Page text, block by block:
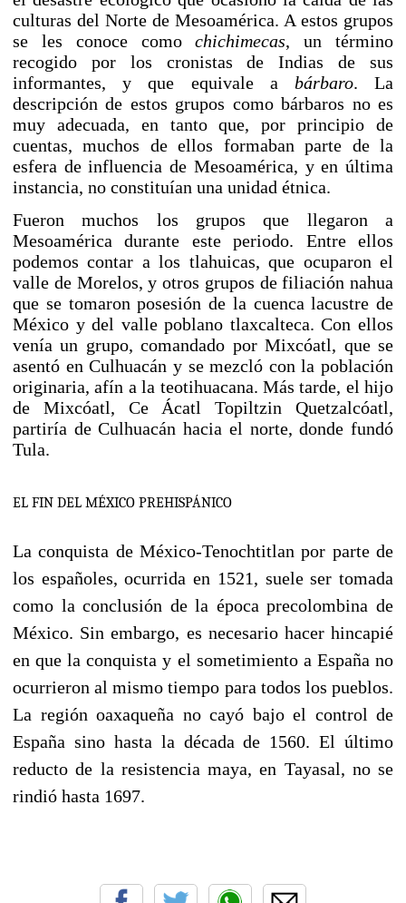
culturas del Norte de Mesoamérica. A estos grupos
se les conoce comochichimecas, un término
recogido por los cronistas de Indias de sus
informantes, y que equivale a bárbaro. La
descripción de estos grupos como bárbaros no es
muy adecuada, en tanto que, por principio de
cuentas, muchos de ellos formaban parte de la
esfera de influencia de Mesoamérica, y en última
instancia, no constituían una unidad étnica.
Fueron muchos los grupos que llegaron a
Mesoamérica durante este periodo. Entre ellos
podemos contar a los tlahuicas, que ocuparon el
valle de Morelos, y otros grupos de filiación nahua
que se tomaron posesión de la cuenca lacustre de
México y del valle poblano tlaxcalteca. Con ellos
venía un grupo, comandado por Mixcóatl, que se
asentó enCulhuacán y se mezcló con la población
originaria, afín a la teotihuacana. Más tarde, el hijo
de Mixcóatl, Ce Ácatl Topiltzin Quetzalcóatl,
partiría de Culhuacán hacia el norte, donde fundó
Tula.
EL FIN DEL MÉXICO PREHISPÁNICO
La conquista de México-Tenochtitlan por parte de
los españoles, ocurrida en 1521, suele ser tomada
como la conclusión de la época precolombina de
México. Sin embargo, es necesario hacer hincapié
en que la conquista y el sometimiento a España no
ocurrieron al mismo tiempo para todos los pueblos.
La región oaxaqueña no cayó bajo el control de
España sino hasta la década de 1560. El último
reducto de la resistencia maya, en Tayasal, no se
rindió hasta 1697.